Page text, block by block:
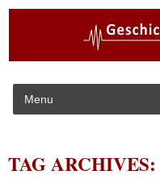
Skip to content
TAG ARCHIVES: